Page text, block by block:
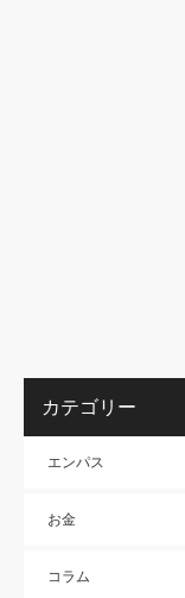
カテゴリー
エンパス
お金
コラム